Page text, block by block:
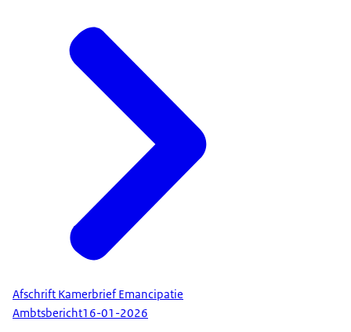
Afschrift Kamerbrief Emancipatie
Ambtsbericht16-01-2026